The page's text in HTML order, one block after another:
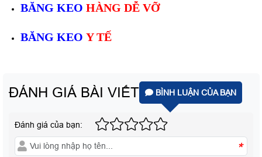
BĂNG KEO HÀNG DỄ VỠ
BĂNG KEO Y TẾ
ĐÁNH GIÁ BÀI VIẾT BÌNH LUẬN CỦA BẠN
Đánh giá của bạn:
*